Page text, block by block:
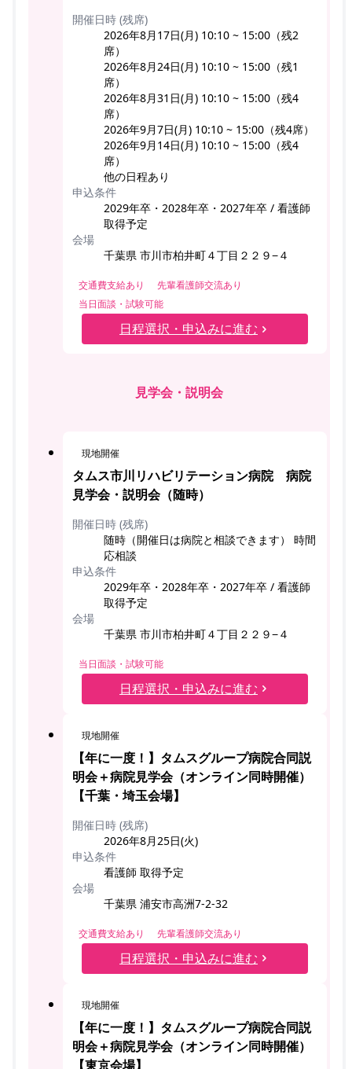
開催日時 (残席)
2026年8月17日(月) 10:10 ~ 15:00（残2
席）
2026年8月24日(月) 10:10 ~ 15:00（残1
席）
2026年8月31日(月) 10:10 ~ 15:00（残4
席）
2026年9月7日(月) 10:10 ~ 15:00（残4席）
2026年9月14日(月) 10:10 ~ 15:00（残4
席）
他の日程あり
申込条件
2029年卒・2028年卒・2027年卒 / 看護師
取得予定
会場
千葉県 市川市柏井町４丁目２２９−４
交通費支給あり
先輩看護師交流あり
当日面談・試験可能
日程選択・申込みに進む
見学会・説明会
現地開催
タムス市川リハビリテーション病院 病院
見学会・説明会（随時）
開催日時 (残席)
随時（開催日は病院と相談できます） 時間
応相談
申込条件
2029年卒・2028年卒・2027年卒 / 看護師
取得予定
会場
千葉県 市川市柏井町４丁目２２９−４
当日面談・試験可能
日程選択・申込みに進む
現地開催
【年に一度！】タムスグループ病院合同説
明会＋病院見学会（オンライン同時開催）
【千葉・埼玉会場】
開催日時 (残席)
2026年8月25日(火)
申込条件
看護師 取得予定
会場
千葉県 浦安市高洲7-2-32
交通費支給あり 先輩看護師交流あり
日程選択・申込みに進む
現地開催
【年に一度！】タムスグループ病院合同説
明会＋病院見学会（オンライン同時開催）
【東京会場】